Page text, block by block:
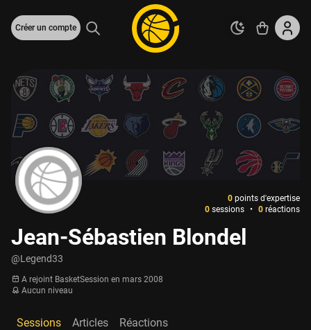
Créer un compte
0 points d'expertise
0 sessions • 0 réactions
Jean-Sébastien Blondel
@Legend33
A rejoint BasketSession en mars 2008
Aucun niveau
Sessions Articles Réactions